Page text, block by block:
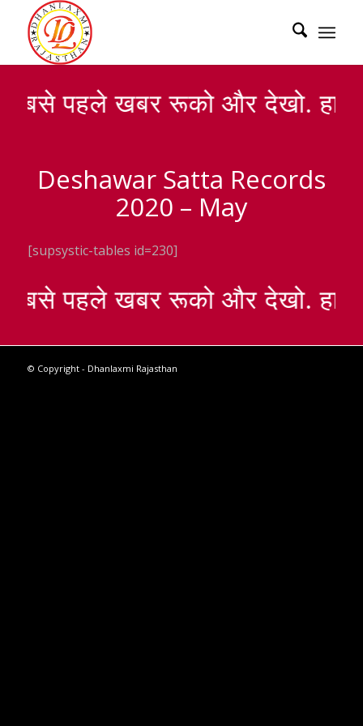
सबसे पहले खबर रूको और देखो.
Deshawar Satta Records
2020 – May
[supsystic-tables id=230]
सबसे पहले खबर रूको और देखो.
© Copyright - Dhanlaxmi Rajasthan